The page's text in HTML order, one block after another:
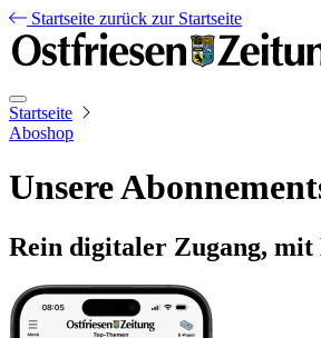
Startseite zurück zur Startseite
Startseite
Aboshop
Unsere
Rein digitaler Zugang, mit